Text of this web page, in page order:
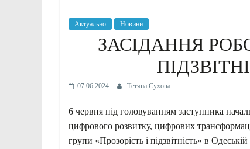
Актуально Новини
ЗАСІДАННЯ
07.06.2024 Тетяна Сухова
6 червня під головуванням заступника
цифрового розвитку, цифрових
групи «Прозорість і підзвітність» в